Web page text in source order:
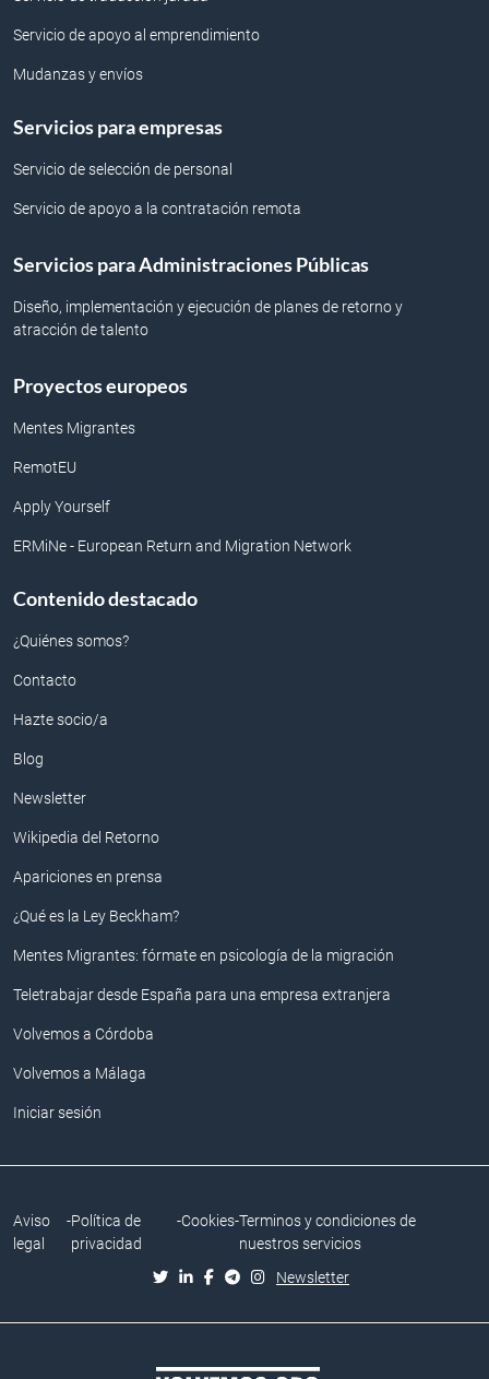
Servicio de apoyo al emprendimiento
Mudanzas y envíos
Servicios para empresas
Servicio de selección de personal
Servicio de apoyo a la contratación remota
Servicios para Administraciones Públicas
Diseño, implementación y ejecución de planes de retorno y
atracción de talento
Proyectos europeos
Mentes Migrantes
RemotEU
Apply Yourself
ERMiNe - European Return and Migration Network
Contenido destacado
¿Quiénes somos?
Contacto
Hazte socio/a
Blog
Newsletter
Wikipedia del Retorno
Apariciones en prensa
¿Qué es la Ley Beckham?
Mentes Migrantes: fórmate en psicología de la migración
Teletrabajar desde España para una empresa extranjera
Volvemos a Córdoba
Volvemos a Málaga
Iniciar sesión
Aviso
legal
-Política de
privacidad
-Cookies-Terminos y condiciones de
nuestros servicios
Newsletter